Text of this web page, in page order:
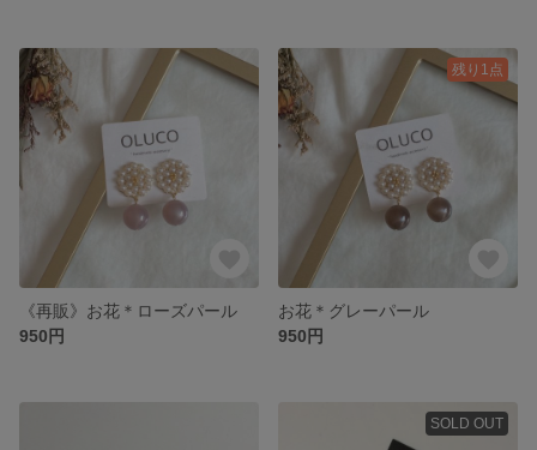
《再販》お花＊ローズパール
950円
残り1点
お花＊グレーパール
950円
SOLD OUT